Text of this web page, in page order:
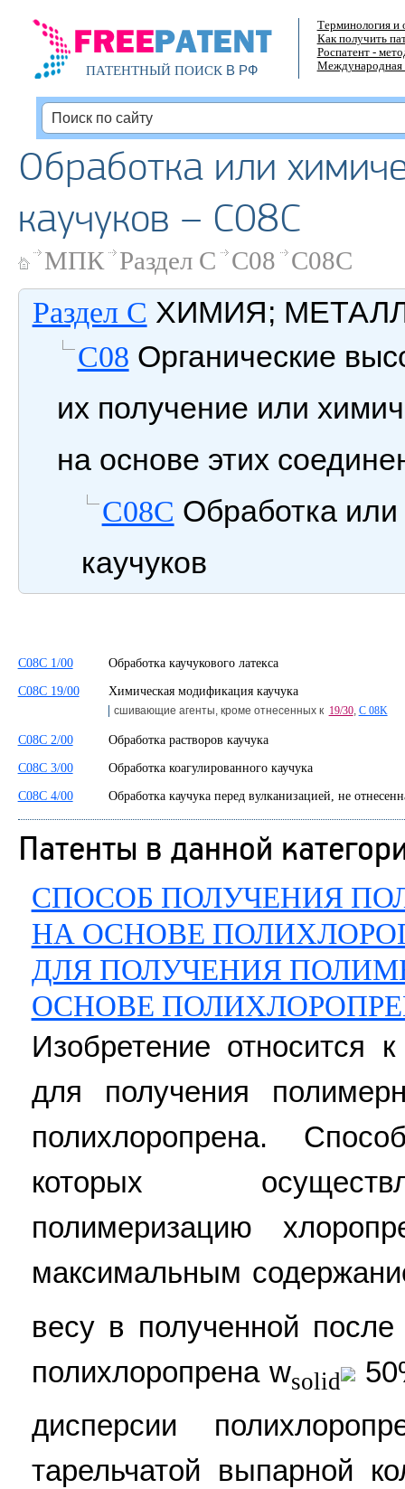
ПАТЕНТНЫЙ ПОИСКВ РФ
Терминология и
Как получить
Роспатент -
Международная
Обработка или
каучуков – C08C
МПК Раздел C C08 C08C
Раздел C ХИМИЯ;
C08 Органические
их получение или
на основе этих
C08C Обработка
каучуков
C08C 1/00 Обработка каучукового латекса
C08C 19/00 Химическая модификация каучука
сшивающие агенты, кроме отнесенных к 19/30, C 08K
C08C 2/00 Обработка растворов каучука
C08C 3/00 Обработка коагулированного каучука
C08C 4/00 Обработка каучука перед вулканизацией, не
Патенты в данной
СПОСОБ ПОЛУЧЕНИЯ
НА ОСНОВЕ
ДЛЯ ПОЛУЧЕНИЯ
ОСНОВЕ
Изобретение относится
для получения
полихлоропрена.
которых
полимеризацию
максимальным
весу в полученной
полихлоропрена wsolid
дисперсии
тарельчатой выпарной